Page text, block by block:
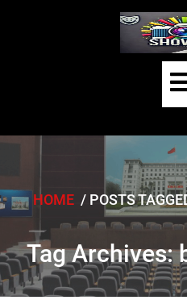
HOME / POSTS
Tag Archives: